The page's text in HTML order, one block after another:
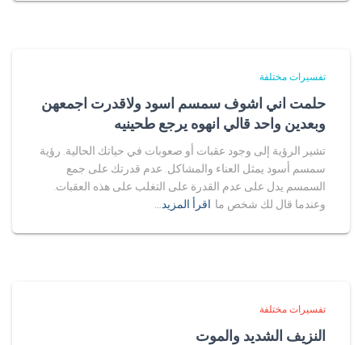
تفسيرات مختلفة
حلمت اني اشوف سمسم اسود ولاقدرت اجمعهن
وبعدين واحد قالي انهوه يرجع طحينيه
تشير الرؤية إلى وجود عقبات أو صعوبات في حياتك الحالية. رؤية
سمسم أسود يمثل العناء والمشاكل. عدم قدرتك على جمع
السمسم يدل على عدم القدرة على التغلب على هذه العقبات.
وعندما قال لك شخص ما اقرأ المزيد…
تفسيرات مختلفة
النزيف الشديد والموت